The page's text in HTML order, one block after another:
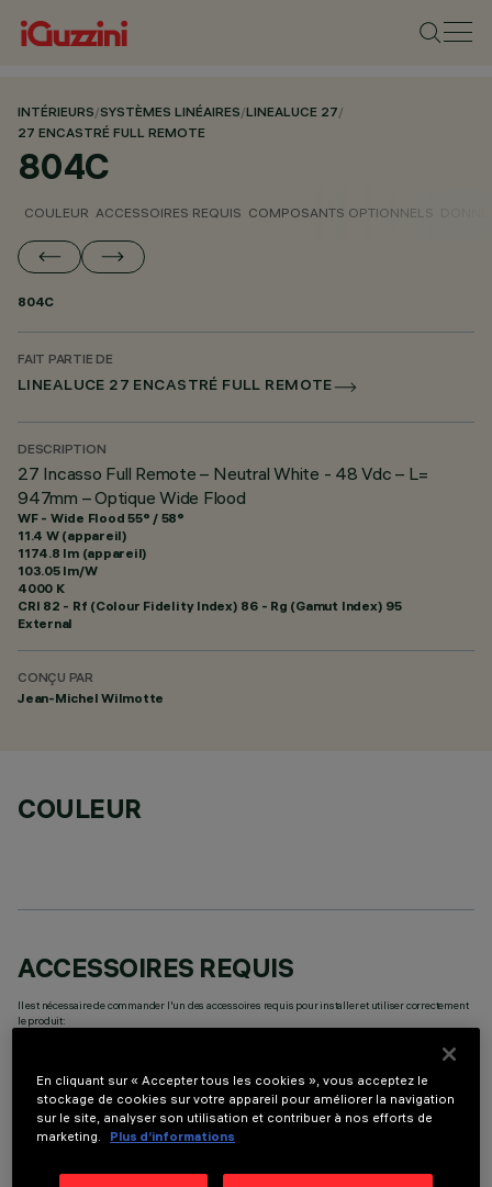
INTÉRIEURS/SYSTÈMES LINÉAIRES/LINEALUCE 27/
27 ENCASTRÉ FULL REMOTE
804C
COULEUR ACCESSOIRES REQUIS COMPOSANTS OPTIONNELS
804C
FAIT PARTIE DE
LINEALUCE 27 ENCASTRÉ FULL REMOTE
DESCRIPTION
27 Incasso Full Remote – Neutral White - 48 Vdc – L=
947mm – Optique Wide Flood
WF - Wide Flood 55° / 58°
11.4 W (appareil)
1174.8 lm (appareil)
103.05 lm/W
4000 K
CRI 82 - Rf (Colour Fidelity Index) 86 - Rg (Gamut Index) 95
External
CONÇU PAR
Jean-Michel Wilmotte
COULEUR
ACCESSOIRES REQUIS
Il est nécessaire de commander l'un des accessoires requis pour installer et utiliser correctement
le produit:
En cliquant sur « Accepter tous les cookies », vous acceptez le
stockage de cookies sur votre appareil pour améliorer la navigation
sur le site, analyser son utilisation et contribuer à nos efforts de
marketing. Plus d’informations